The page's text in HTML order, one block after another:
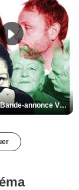
Home stories Bande-annonce VO STFR